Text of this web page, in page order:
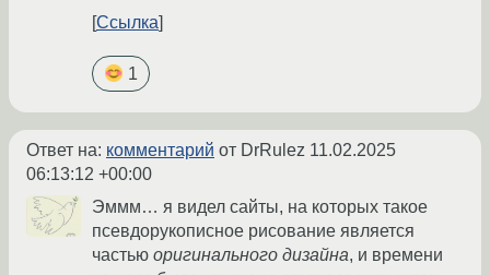
Ссылка
1
Ответ на: комментарий от DrRulez 11.02.2025
06:13:12 +00:00
Эммм… я видел сайты, на которых такое
псевдорукописное рисование является
частью оригинального дизайна, и времени